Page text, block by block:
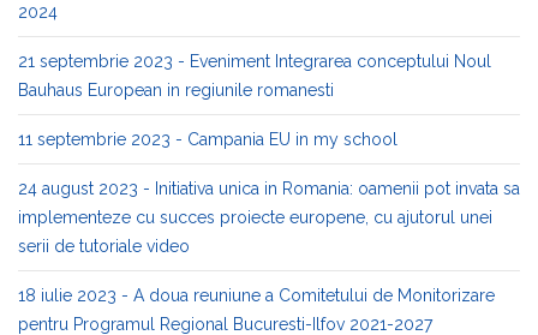
2024
21 septembrie 2023 - Eveniment Integrarea conceptului Noul
Bauhaus European in regiunile romanesti
11 septembrie 2023 - Campania EU in my school
24 august 2023 - Initiativa unica in Romania: oamenii pot invata sa
implementeze cu succes proiecte europene, cu ajutorul unei
serii de tutoriale video
18 iulie 2023 - A doua reuniune a Comitetului de Monitorizare
pentru Programul Regional Bucuresti-Ilfov 2021-2027